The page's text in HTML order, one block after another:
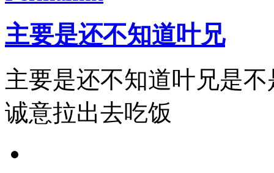
主要是还不知道叶兄
主要是还不知道叶兄是
诚意拉出去吃饭